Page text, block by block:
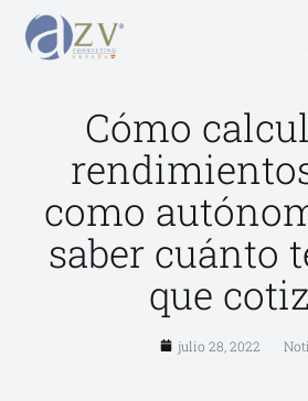
Cómo
como
saber cuánto
que
julio 28, 2022